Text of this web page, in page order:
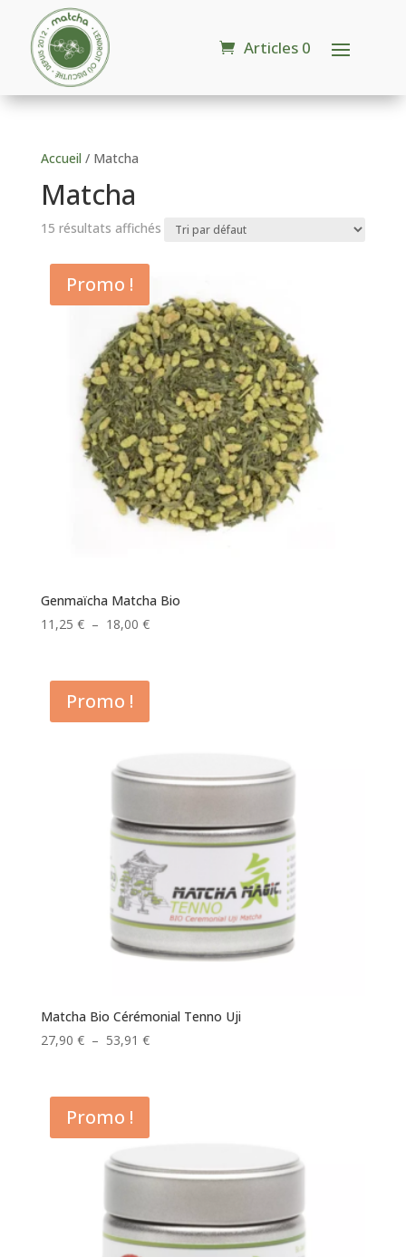
Articles 0
Accueil / Matcha
Matcha
15 résultats affichés
Promo !
Genmaïcha Matcha Bio
11,25 € – 18,00 €Plage
11,25 €
18,00 €
Promo !
Matcha Bio Cérémonial Tenno Uji
27,90 € – 53,91 €Plage
27,90 €
53,91 €
Promo !